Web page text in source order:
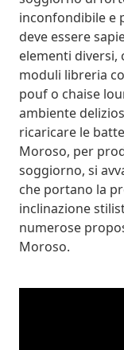
inconfondibile e
deve essere
elementi diversi,
moduli libreria
pouf o chaise
ambiente
ricaricare le
Moroso, per
soggiorno, si
che portano la
inclinazione
numerose
Moroso.